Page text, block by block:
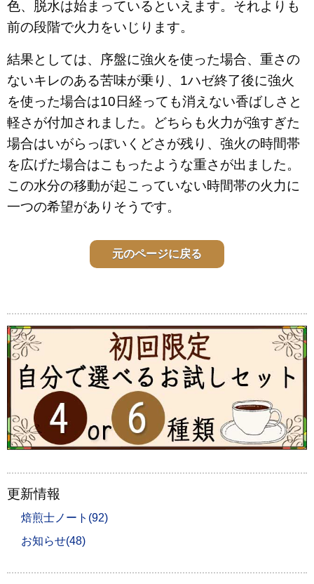
色、脱水は始まっているといえます。それよりも
前の段階で火力をいじります。
結果としては、序盤に強火を使った場合、重さの
ないキレのある苦味が乗り、1ハゼ終了後に強火
を使った場合は10日経っても消えない香ばしさと
軽さが付加されました。どちらも火力が強すぎた
場合はいがらっぽいくどさが残り、強火の時間帯
を広げた場合はこもったような重さが出ました。
この水分の移動が起こっていない時間帯の火力に
一つの希望がありそうです。
元のページに戻る
更新情報
焙煎士ノート(92)
お知らせ(48)